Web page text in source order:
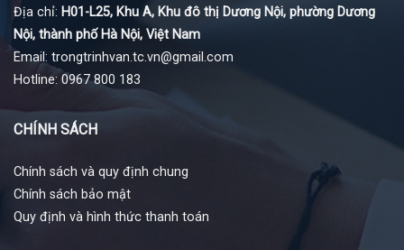
Địa chỉ: H01-L25, Khu A, Khu đô thị Dương Nội, phường Dương
Nội, thành phố Hà Nội, Việt Nam
Email: trongtrinhvan.tc.vn@gmail.com
Hotline: 0967 800 183
CHÍNH SÁCH
Chính sách và quy định chung
Chính sách bảo mật
Quy định và hình thức thanh toán